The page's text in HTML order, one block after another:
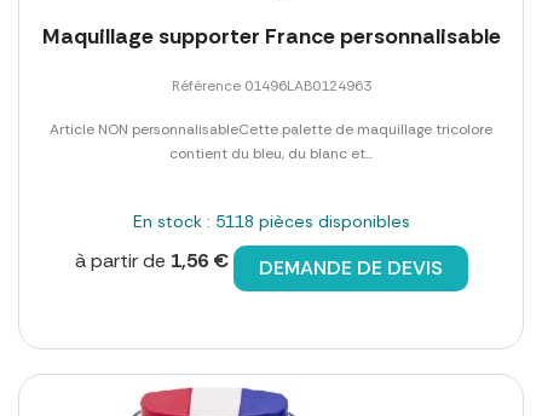
Maquillage supporter France personnalisable
Référence 01496LAB0124963
Article NON personnalisableCette palette de maquillage tricolore
contient du bleu, du blanc et...
En stock : 5118 pièces disponibles
à partir de 1,56 € DEMANDE DE DEVIS